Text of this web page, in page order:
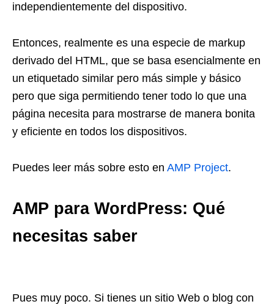
independientemente del dispositivo.
Entonces, realmente es una especie de markup
derivado del HTML, que se basa esencialmente en
un etiquetado similar pero más simple y básico
pero que siga permitiendo tener todo lo que una
página necesita para mostrarse de manera bonita
y eficiente en todos los dispositivos.
Puedes leer más sobre esto en AMP Project.
AMP para WordPress: Qué
necesitas saber
Pues muy poco. Si tienes un sitio Web o blog con